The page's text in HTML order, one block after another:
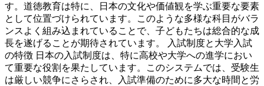
す。道徳教育は特に、日本の文化や価値観を学ぶ重要な要素
として位置づけられています。このような多様な科目がバラ
ンスよく組み込まれていることで、子どもたちは総合的な成
長を遂げることが期待されています。 入試制度と大学入試
の特徴 日本の入試制度は、特に高校や大学への進学におい
て重要な役割を果たしています。このシステムでは、受験生
は厳しい競争にさらされ、入試準備のために多大な時間と労